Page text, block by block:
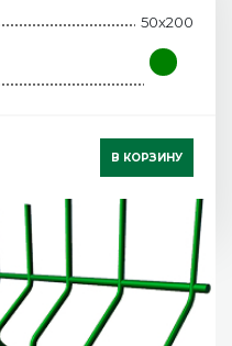
50x200
В КОРЗИНУ